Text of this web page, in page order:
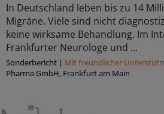
In Deutschland leben bis zu 14
Migräne. Viele sind nicht
keine wirksame Behandlung. Im
Frankfurter Neurologe und ...
Sonderbericht | Mit freundlicher
Pharma GmbH, Frankfurt am Main